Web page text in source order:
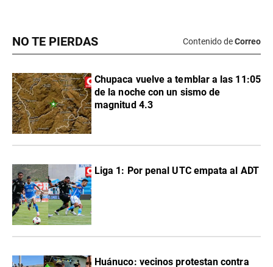
NO TE PIERDAS Contenido deCorreo
Chupaca vuelve a temblar a las 11:05
de la noche con un sismo de
magnitud 4.3
Liga 1: Por penal UTC empata al ADT
Huánuco: vecinos protestan contra